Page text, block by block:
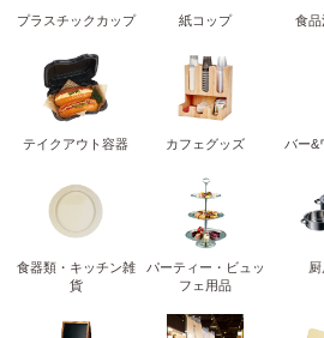
プラスチックカップ 紙コップ 食
テイクアウト容器 カフェグッズ バー&
食器類・キッチン雑
貨
パーティー・ビュッ
フェ用品